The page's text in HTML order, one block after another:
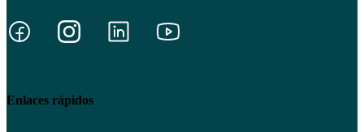
Enlaces rápidos